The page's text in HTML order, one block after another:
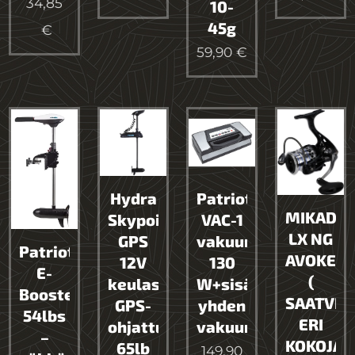
€
10-
45g
59,90 €
Patriot
E-
Booster
54lbs
–
Hydra
Skypoint
GPS
12V
keulasähkömoottori
GPS-
ohjattu
65lb
Patriot
VAC-1
vakuumikone
130
W+sisältää
yhden
vakuumirullan
149,90
MIKADO
LX NG
AVOKELA
(
ERI
KOKOJA